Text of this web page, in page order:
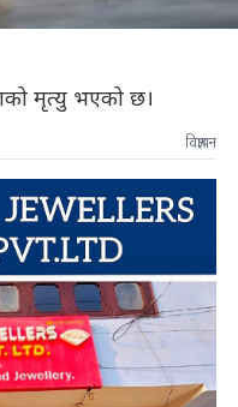
मृत्यु भएको छ।
विज्ञापन